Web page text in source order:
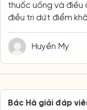
thuốc uống và điều
điều trị dứt điểm
Huyền My
Bác Hà giải đáp